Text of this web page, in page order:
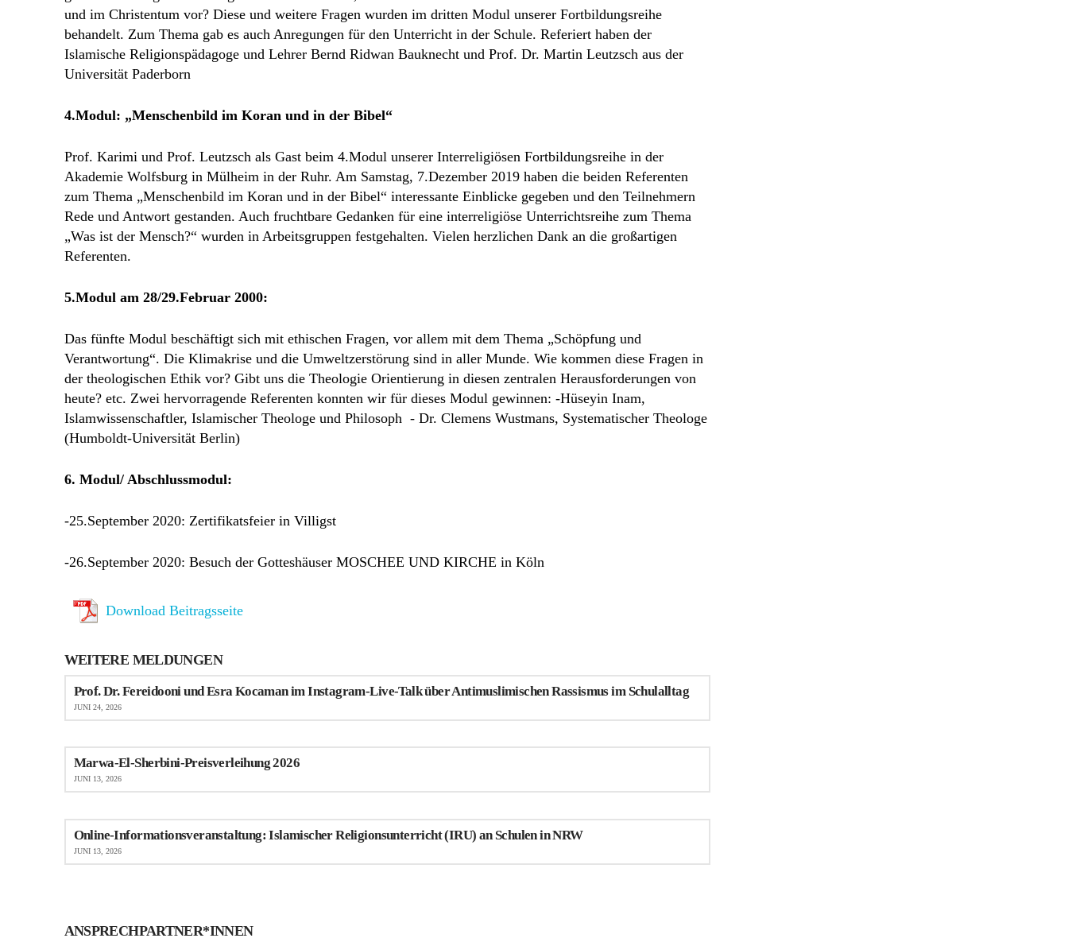
und im Christentum vor? Diese und weitere Fragen wurden im dritten Modul unserer Fortbildungsreihe
behandelt. Zum Thema gab es auch Anregungen für den Unterricht in der Schule. Referiert haben der
Islamische Religionspädagoge und Lehrer Bernd Ridwan Bauknecht und Prof. Dr. Martin Leutzsch aus der
Universität Paderborn
4.Modul: „Menschenbild im Koran und in der Bibel“
Prof. Karimi und Prof. Leutzsch als Gast beim 4.Modul unserer Interreligiösen Fortbildungsreihe in der
Akademie Wolfsburg in Mülheim in der Ruhr. Am Samstag, 7.Dezember 2019 haben die beiden Referenten
zum Thema „Menschenbild im Koran und in der Bibel“ interessante Einblicke gegeben und den Teilnehmern
Rede und Antwort gestanden. Auch fruchtbare Gedanken für eine interreligiöse Unterrichtsreihe zum Thema
„Was ist der Mensch?“ wurden in Arbeitsgruppen festgehalten. Vielen herzlichen Dank an die großartigen
Referenten.
5.Modul am 28/29.Februar 2000:
Das fünfte Modul beschäftigt sich mit ethischen Fragen, vor allem mit dem Thema „Schöpfung und
Verantwortung“. Die Klimakrise und die Umweltzerstörung sind in aller Munde. Wie kommen diese Fragen in
der theologischen Ethik vor? Gibt uns die Theologie Orientierung in diesen zentralen Herausforderungen von
heute? etc. Zwei hervorragende Referenten konnten wir für dieses Modul gewinnen: -Hüseyin Inam,
Islamwissenschaftler, Islamischer Theologe und Philosoph - Dr. Clemens Wustmans, Systematischer Theologe
(Humboldt-Universität Berlin)
6. Modul/ Abschlussmodul:
-25.September 2020: Zertifikatsfeier in Villigst
-26.September 2020: Besuch der Gotteshäuser MOSCHEE UND KIRCHE in Köln
Download Beitragsseite
WEITERE MELDUNGEN
Prof. Dr. Fereidooni und Esra Kocaman im Instagram-Live-Talk über Antimuslimischen Rassismus im Schulalltag
JUNI 24, 2026
Marwa-El-Sherbini-Preisverleihung 2026
JUNI 13, 2026
Online-Informationsveranstaltung: Islamischer Religionsunterricht (IRU) an Schulen in NRW
JUNI 13, 2026
ANSPRECHPARTNER*INNEN